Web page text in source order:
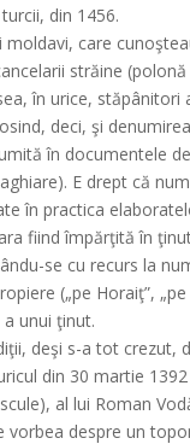
din 1456.
moldavi, care
străine (polonă
în urice, stăpânitori
deci, şi
în documentele
E drept că
în practica
fiind împărţită în
se cu recurs la
(„pe Horaiţ”, „pe
a unui ţinut.
deşi s-a tot crezut,
din 30 martie
al lui Roman
vorbea despre un